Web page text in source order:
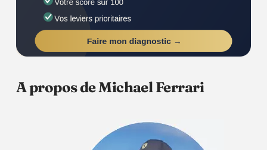
A propos de Michael Ferrari